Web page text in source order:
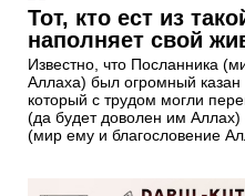
Тот, кто ест из
наполняет свой
Известно, что Посланника
Аллаха) был огромный
который с трудом могли
(да будет доволен им
(мир ему и благословение